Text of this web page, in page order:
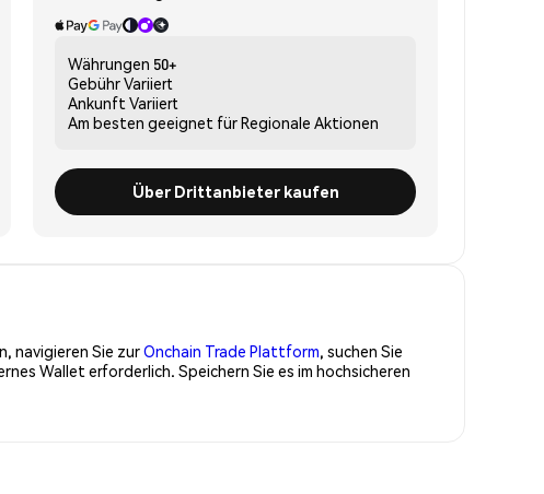
Währungen 50+
GebührVariiert
Ankunft Variiert
Am besten geeignet fürRegionale Aktionen
Über Drittanbieter kaufen
navigieren Sie zurOnchain Trade Plattform, suchen Sie
Wallet erforderlich. Speichern Sie es im hochsicheren